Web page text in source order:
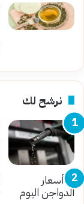
نرشح لك